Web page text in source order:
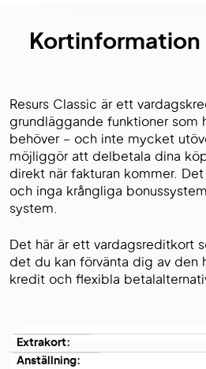
Kortinformation
Resurs Classic är ett
grundläggande funktioner som
behöver – och inte mycket
möjliggör att delbetala dina
direkt när fakturan kommer.
och inga krångliga
system.
Det här är ett vardagsreditkort
det du kan förvänta dig av den
kredit och flexibla
Extrakort:
Anställning: